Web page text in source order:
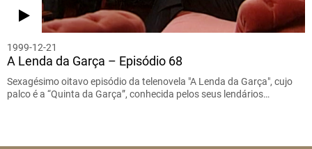
1999-12-21
A Lenda da Garça – Episódio 68
Sexagésimo oitavo episódio da telenovela "A Lenda da Garça", cujo
palco é a “Quinta da Garça”, conhecida pelos seus lendários…